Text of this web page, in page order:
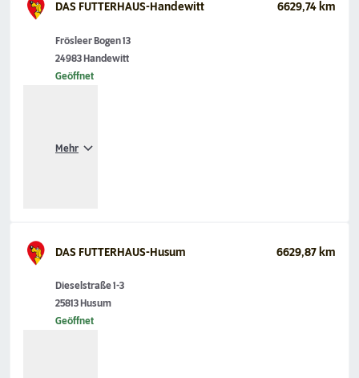
DAS FUTTERHAUS-Handewitt 6629,74 km
Frösleer Bogen 13
24983 Handewitt
Geöffnet
Mehr
DAS FUTTERHAUS-Husum 6629,87 km
Dieselstraße 1-3
25813 Husum
Geöffnet